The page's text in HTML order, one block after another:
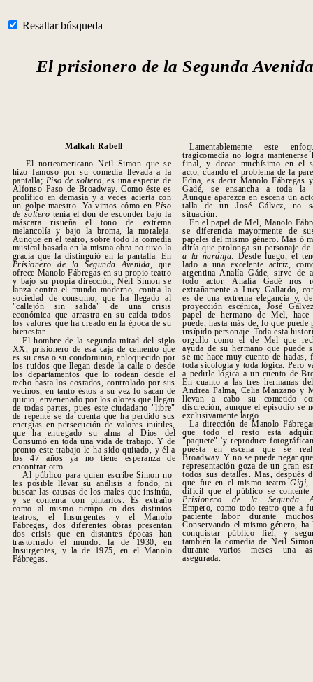
Resaltar búsqueda
El prisionero de la Segunda
Malkah Rabell
El norteamericano Neil Simon que se
hizo famoso por su comedia llevada a la
pantalla; Piso de soltero, es una especie de
Alfonso Paso de Broadway. Como éste es
prolífico en demasía y a veces acierta con
un golpe maestro. Ya vimos cómo enPiso
de soltero tenía el don de esconder bajo la
máscara risueña el tono de extrema
melancolía y bajo la broma, la moraleja.
Aunque en el teatro, sobre todo la comedia
musical basada en la misma obra no tuvo la
gracia que la distinguió en la pantalla. En
Prisionero de la Segunda Avenida, que
ofrece Manolo Fábregas en su propio teatro
y bajo su propia dirección, Neil Simon se
lanza contra el mundo moderno, contra la
sociedad de consumo, que ha llegado al
"callejón sin salida" de una crisis
económica que arrastra en su caída todos
los valores que ha creado en la época de su
bienestar.
El hombre de la segunda mitad del siglo
XX, prisionero de esa caja de cemento que
es su casa o su condominio, enloquecido por
los ruidos que llegan desde la calle o desde
los departamentos que lo rodean desde el
techo hasta los costados, controlado por sus
vecinos, en tanto éstos a su vez lo sacan de
quicio, envenenado por los olores que llegan
de todas partes, pues este ciudadano "libre"
de repente se da cuenta que ha perdido sus
energías en persecución de valores inútiles,
que ha entregado su alma al Dios del
Consumó en toda una vida de trabajo. Y de
pronto este trabajo le ha sido quitado, y él a
los 47 años ya no tiene esperanza de
encontrar otro.
Al público para quien escribe Simon no
les posible llevar su análisis a fondo, ni
buscar las causas de los males que insinúa,
y se contenta con pintarlos. Es extraño
como al mismo tiempo en dos distintos
teatros, el Insurgentes y el Manolo
Fábregas, dos diferentes obras presentan
dos crisis que en distantes épocas han
trastornado el mundo: la de 1930, en
Insurgentes, y la de 1975, en el Manolo
Fábregas.
Lamentablemente este
tragicomedia no logra mantenerse
final, y decae muchísimo en el
acto, cuando el problema de la
Edna, es decir Manolo Fábregas
Gadé, se ensancha a toda la
Aunque aparezca en escena un
talla de un José Gálvez, no
situación.
En el papel de Mel, Manolo
se diferencia mayormente de
papeles del mismo género. Más ó
diría que prolonga su personaje de
a la naranja. Desde luego, el
lado a una excelente actriz,
argentina Analía Gáde, sirve de
todo actor. Analía Gadé nos
extrañamente a Lucy Gallardo,
es de una extrema elegancia y,
proyección escénica, José
papel de hermano de Mel,
puede, hasta más de, lo que puede
insípido personaje. Toda esta
orgullo como el de Mel que
ayuda de su hermano que puede
se me hace muy cuento de hadas,
toda sicología y toda lógica. Pero
a pedirle lógica a un cuento de
En cuanto a las tres hermanas
Andrea Palma, Celia Manzano y
llevan a cabo su cometido
discreción, aunque el episodio se
exclusivamente largo.
La dirección de Manolo
que todo el resto está
"paquete" 'y reproduce
puesta en escena que se
Broadway. Y no se puede negar
representación goza de un gran
todos sus detalles. Mas, después
que fue en el mismo teatroGigi,
difícil que el público se contente
Prisionero de la Segunda
Empero, como todo teatro que a
paciente labor durante
Conservando el mismo género, ha
conquistar público fiel, y
también la comedia de Neil
durante varios meses una
asegurada.